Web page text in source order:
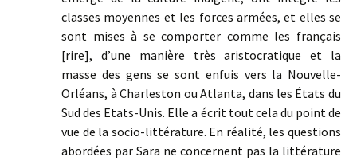
classes moyennes et les forces armées, et elles se
sont mises à se comporter comme les français
[rire], d’une manière très aristocratique et la
masse des gens se sont enfuis vers la Nouvelle-
Orléans, à Charleston ou Atlanta, dans les États du
Sud des Etats-Unis. Elle a écrit tout cela du point de
vue de la socio-littérature. En réalité, les questions
abordées par Sara ne concernent pas la littérature